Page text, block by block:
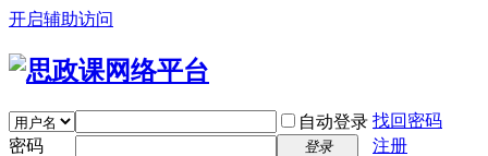
开启辅助访问
自动登录 找回密码
密码
登录 注册